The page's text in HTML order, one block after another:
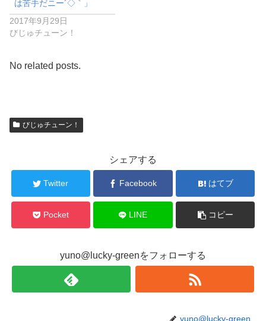
は苦手だニー´◇｀」
2017年9月29日
びじゅチューン！
No related posts.
びじゅチューン！
シェアする
Twitter Facebook はてブ
Pocket LINE コピー
yuno@lucky-greenをフォローする
yuno@lucky-green